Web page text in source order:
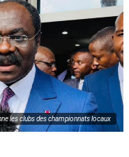
les clubs des championnats locaux